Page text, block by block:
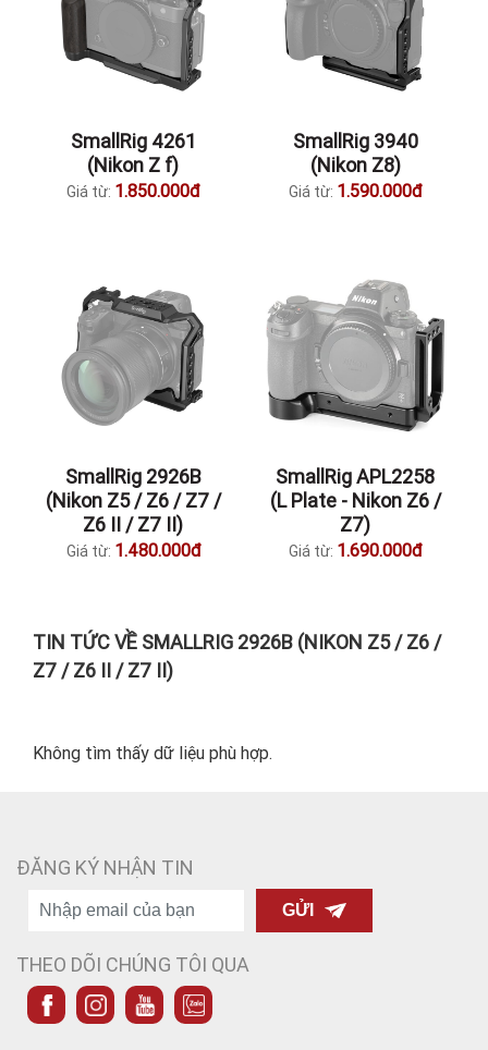
SmallRig 4261
(Nikon Z f)
Giá từ: 1.850.000đ
SmallRig 3940
(Nikon Z8)
Giá từ: 1.590.000đ
SmallRig 2926B
(Nikon Z5 / Z6 / Z7 /
Z6 II / Z7 II)
Giá từ: 1.480.000đ
SmallRig APL2258
(L Plate - Nikon Z6 /
Z7)
Giá từ: 1.690.000đ
TIN TỨC VỀ SMALLRIG 2926B (NIKON Z5 / Z6 /
Z7 / Z6 II / Z7 II)
Không tìm thấy dữ liệu phù hợp.
ĐĂNG KÝ NHẬN TIN
GỬI
THEO DÕI CHÚNG TÔI QUA